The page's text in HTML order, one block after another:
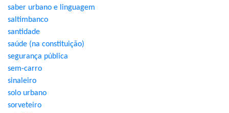
saber urbano e linguagem
saltimbanco
santidade
saúde (na constituição)
segurança pública
sem-carro
sinaleiro
solo urbano
sorveteiro